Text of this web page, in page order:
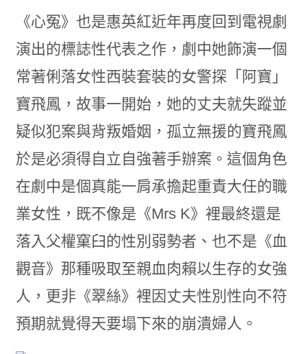
《心冤》也是惠英紅近年再度回到電視劇
演出的標誌性代表之作，劇中她飾演一個
常著俐落女性西裝套裝的女警探「阿寶」
寶飛鳳，故事一開始，她的丈夫就失蹤並
疑似犯案與背叛婚姻，孤立無援的寶飛鳳
於是必須得自立自強著手辦案。這個角色
在劇中是個真能一肩承擔起重責大任的職
業女性，既不像是《MrsK》裡最終還是
落入父權窠臼的性別弱勢者、也不是《血
觀音》那種吸取至親血肉賴以生存的女強
人，更非《翠絲》裡因丈夫性別性向不符
預期就覺得天要塌下來的崩潰婦人。